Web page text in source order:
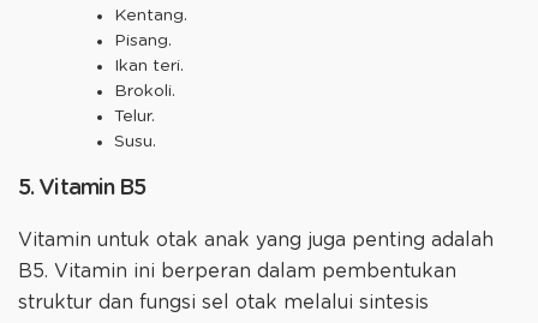
Kentang.
Pisang.
Ikan teri.
Brokoli.
Telur.
Susu.
5. Vitamin B5
Vitamin untuk otak anak yang juga penting adalah
B5. Vitamin ini berperan dalam pembentukan
struktur dan fungsi sel otak melalui sintesis